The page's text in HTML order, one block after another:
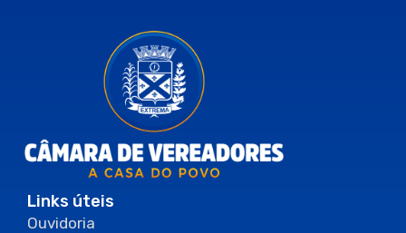
Links úteis
Ouvidoria